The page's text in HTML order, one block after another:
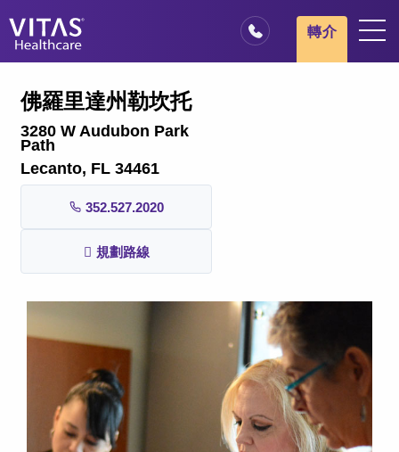
安寧療護基本概述
醫療服務專業人員
家庭與照顧者
轉介
佛羅里達州勒坎托
3280 W Audubon Park
Path
Lecanto, FL 34461
352.527.2020
規劃路線